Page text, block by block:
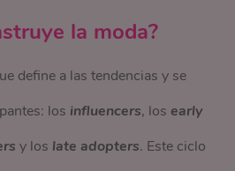
la moda?
define a las tendencias y se
los influencers, losearly
y los late adopters. Este ciclo